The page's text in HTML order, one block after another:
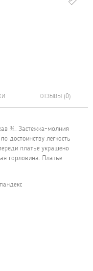
ОТЗЫВЫ (0)
¾. Застежка-молния
достоинству легкость
платье украшено
горловина. Платье